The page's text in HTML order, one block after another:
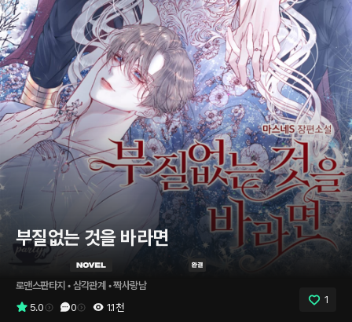
부질없는 것을 바라면
로맨스판타지 • 삼각관계 • 짝사랑남
5.0
0 1.1천
1